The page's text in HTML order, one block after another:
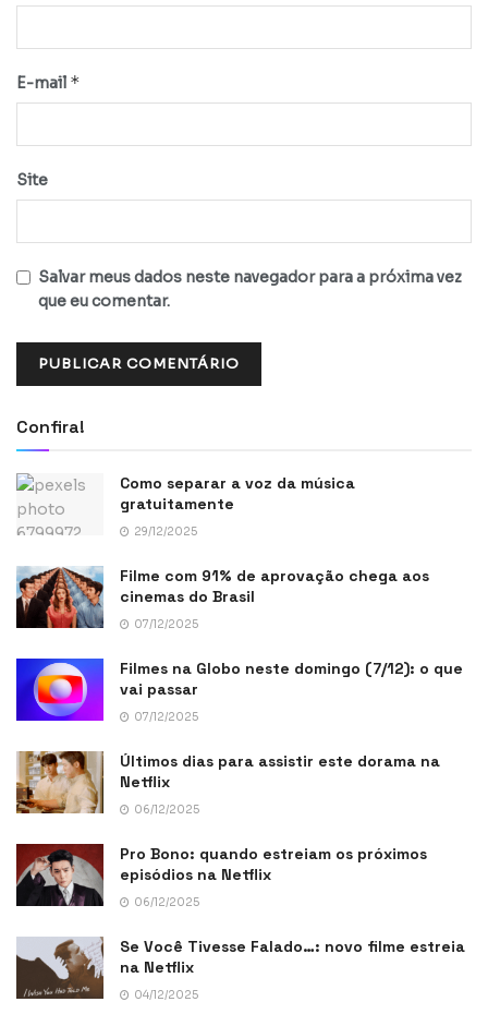
E-mail *
Site
Salvar meus dados neste navegador para a próxima vez
que eu comentar.
Confira!
Como separar a voz da música
gratuitamente
29/12/2025
Filme com 91% de aprovação chega aos
cinemas do Brasil
07/12/2025
Filmes na Globo neste domingo (7/12): o que
vai passar
07/12/2025
Últimos dias para assistir este dorama na
Netflix
06/12/2025
Pro Bono: quando estreiam os próximos
episódios na Netflix
06/12/2025
Se Você Tivesse Falado…: novo filme estreia
na Netflix
04/12/2025